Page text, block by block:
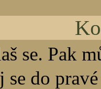
se. Pak
se do